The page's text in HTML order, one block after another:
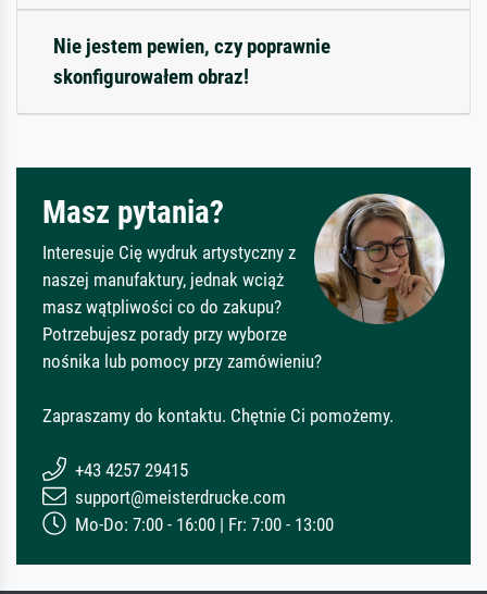
Nie jestem pewien, czy poprawnie
skonfigurowałem obraz!
Masz pytania?
Interesuje Cię wydruk artystyczny z
naszej manufaktury, jednak wciąż
masz wątpliwości co do zakupu?
Potrzebujesz porady przy wyborze
nośnika lub pomocy przy zamówieniu?
Zapraszamy do kontaktu. Chętnie Ci pomożemy.
+43 4257 29415
support@meisterdrucke.com
Mo-Do: 7:00 - 16:00 | Fr: 7:00 - 13:00